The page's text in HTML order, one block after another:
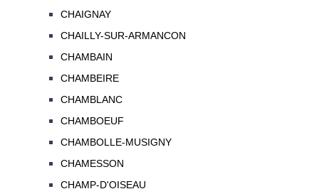
CHAIGNAY
CHAILLY-SUR-ARMANCON
CHAMBAIN
CHAMBEIRE
CHAMBLANC
CHAMBOEUF
CHAMBOLLE-MUSIGNY
CHAMESSON
CHAMP-D'OISEAU